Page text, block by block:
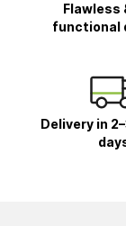
Flawless
functional
Delivery in